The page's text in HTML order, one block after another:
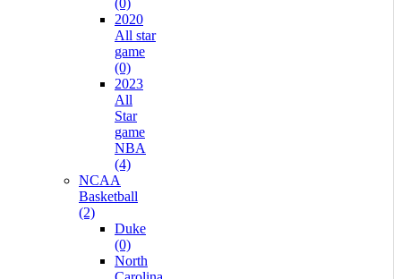
2020
All star
game
(0)
2023
All
Star
game
NBA
(4)
NCAA
Basketball
(2)
Duke
(0)
North